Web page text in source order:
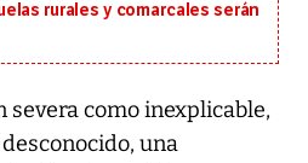
rurales y comarcales serán
como inexplicable,
una